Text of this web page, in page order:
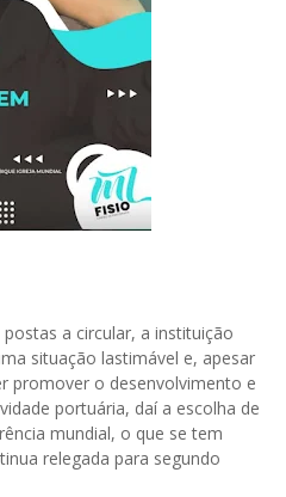
a circular, a instituição
situação lastimável e, apesar
promover o desenvolvimento e
portuária, daí a escolha de
mundial, o que se tem
relegada para segundo